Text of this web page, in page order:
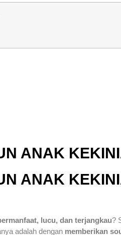
ANAK
ANAK
lucu, dan terjangkau?
adalah dengan memberikan